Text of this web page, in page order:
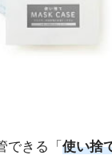
できる「 使い捨